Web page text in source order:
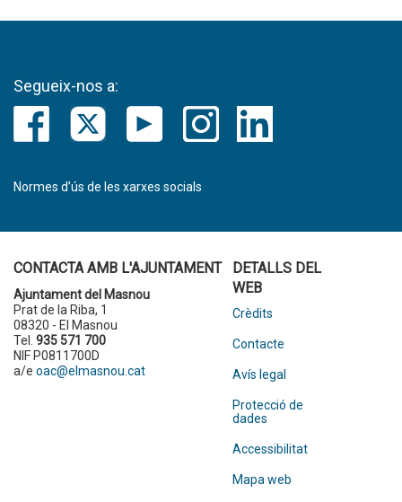
Segueix-nos a:
Normes d’ús de les xarxes socials
CONTACTA AMB L'AJUNTAMENT
Ajuntament del Masnou
Prat de la Riba, 1
08320 - El Masnou
Tel. 935 571 700
NIF P0811700D
a/e oac@elmasnou.cat
DETALLS DEL
WEB
Crèdits
Contacte
Avís legal
Protecció de
dades
Accessibilitat
Mapa web